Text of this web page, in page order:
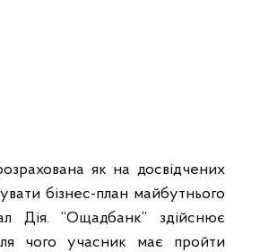
як на досвідчених
бізнес-план майбутнього
Дія. “Ощадбанк” здійснює
чого учасник має пройти